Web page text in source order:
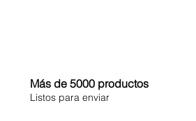
Más de 5000 productos
Listos para enviar